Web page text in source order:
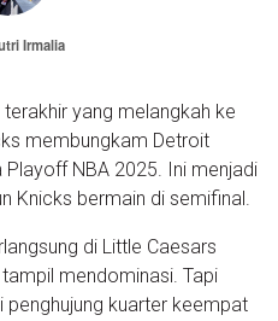
Irmalia
yang melangkah ke
membungkam Detroit
NBA 2025. Ini menjadi
Knicks bermain di semifinal.
di Little Caesars
mendominasi. Tapi
kuarter keempat